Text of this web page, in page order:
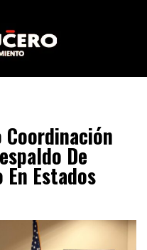
Coordinación
De
En Estados